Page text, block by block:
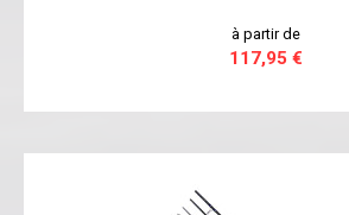
à partir de
117,95 €